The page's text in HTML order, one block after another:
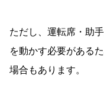
ただし、運転席・助
を動かす必要がある
場合もあります。